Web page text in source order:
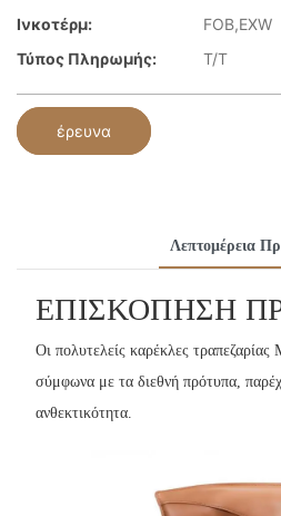
Ινκοτέρμ:
FOB,EXW
Τύπος Πληρωμής:
T/T
έρευνα
Λεπτομέρεια
ΕΠΙΣΚΌΠΗΣΗ
Οι πολυτελείς καρέκλες
σύμφωνα με τα διεθνή πρότυπα,
ανθεκτικότητα.